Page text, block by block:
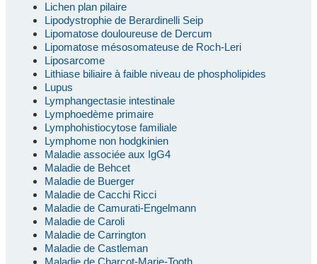
Lichen plan pilaire
Lipodystrophie de Berardinelli Seip
Lipomatose douloureuse de Dercum
Lipomatose mésosomateuse de Roch-Leri
Liposarcome
Lithiase biliaire à faible niveau de phospholipides
Lupus
Lymphangectasie intestinale
Lymphoedème primaire
Lymphohistiocytose familiale
Lymphome non hodgkinien
Maladie associée aux IgG4
Maladie de Behcet
Maladie de Buerger
Maladie de Cacchi Ricci
Maladie de Camurati-Engelmann
Maladie de Caroli
Maladie de Carrington
Maladie de Castleman
Maladie de Charcot-Marie-Tooth